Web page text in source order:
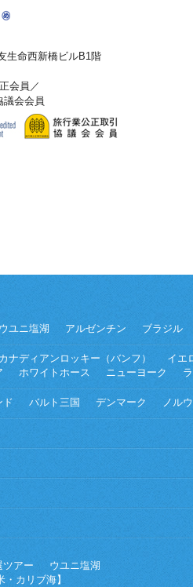
生命西新橋ビルB1階
会員／
議会会員
ウユニ塩湖 アルゼンチン ブラジル
カナディアンロッキー（バンフ） イエ
ホワイトホース ニューヨーク
ド バルト三国 デンマーク ノル
ツアー
ウユニ塩湖
・カリブ海】